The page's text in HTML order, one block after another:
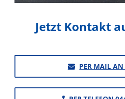
Jetzt Kontakt
PER MAIL AN